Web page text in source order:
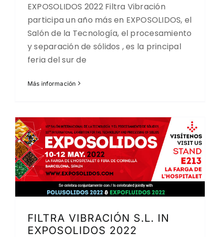
EXPOSOLIDOS 2022 Filtra Vibración
participa un año más en EXPOSOLIDOS, el
Salón de la Tecnología, el procesamiento
y separación de sólidos , es la principal
feria del sur de
Más información
FILTRA VIBRACIÓN S.L. IN
EXPOSOLIDOS 2022